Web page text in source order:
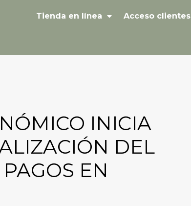
Tienda en línea Acceso clientes
INICIA
DEL
EN